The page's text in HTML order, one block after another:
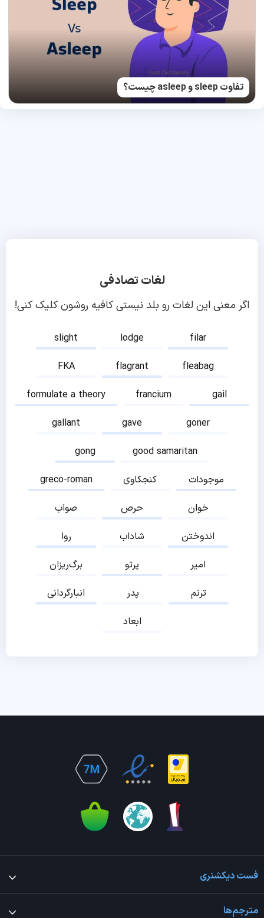
تفاوت sleep و asleep چیست؟
لغات تصادفی
اگر معنی این لغات رو بلد نیستی کافیه روشون کلیک کنی!
slight lodge
filar
FKA
flagrant
fleabag
formulate a theory
francium
gail
gallant
gave
goner
gong
good samaritan
greco-roman
کنجکاوی
موجودات
صواب
حرص
خوان
روا
شاداب
اندوختن
برگ‌ریزان
پرتو
امیر
انبارگردانی
پدر
ترنم
ابعاد
فست دیکشنری
مترجم‌ها